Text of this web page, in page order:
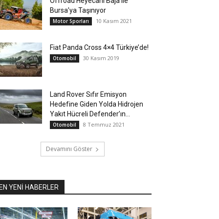
Bursa’ya Taşınıyor
Motor Sporları 10 Kasım 2021
Fiat Panda Cross 4×4 Türkiye’de!
Otomobil 30 Kasım 2019
Land Rover Sıfır Emisyon
Hedefine Giden Yolda Hidrojen
Yakıt Hücreli Defender’ın...
Otomobil 8 Temmuz 2021
Devamını Göster
YENİ HABERLER